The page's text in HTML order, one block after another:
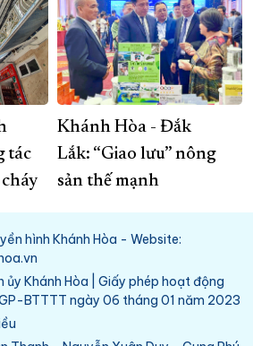
tác
Khánh Hòa - Đắk
Lắk: “Giao lưu” nông
sản thế mạnh
hình Khánh Hòa - Website:
ủy Khánh Hòa | Giấy phép hoạt động
BTTTT ngày 06 tháng 01 năm 2023